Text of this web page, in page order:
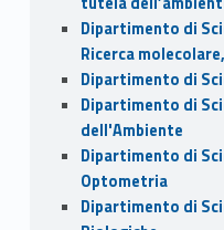
Dipartimento di
Ricerca
Dipartimento di
Dipartimento di
dell'Ambiente
Dipartimento di
Optometria
Dipartimento di